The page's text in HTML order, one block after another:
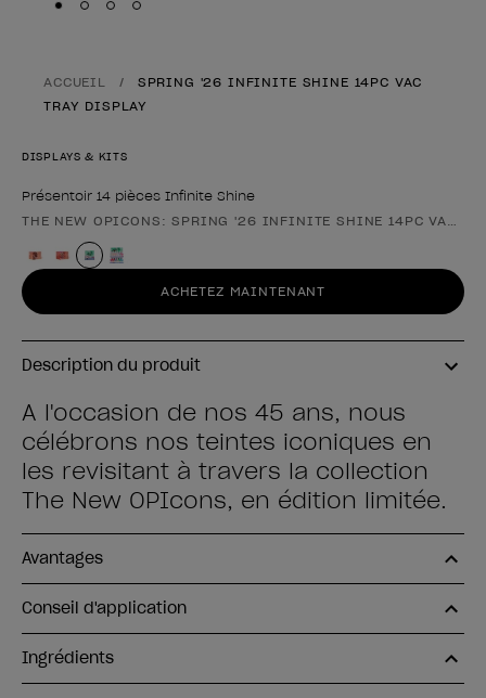
Skip to slide
Skip to slide
Skip to slide
Skip to slide
ACCUEIL
SPRING '26 INFINITE SHINE 14PC VAC
TRAY DISPLAY
DISPLAYS & KITS
Présentoir 14 pièces Infinite Shine
Forme du produit
THE NEW OPICONS: SPRING '26 INFINITE SHINE 14PC VAC
ACHETEZ MAINTENANT
Description du produit
A l'occasion de nos 45 ans, nous
célébrons nos teintes iconiques en
les revisitant à travers la collection
The New OPIcons, en édition limitée.
Avantages
Conseil d'application
Ingrédients